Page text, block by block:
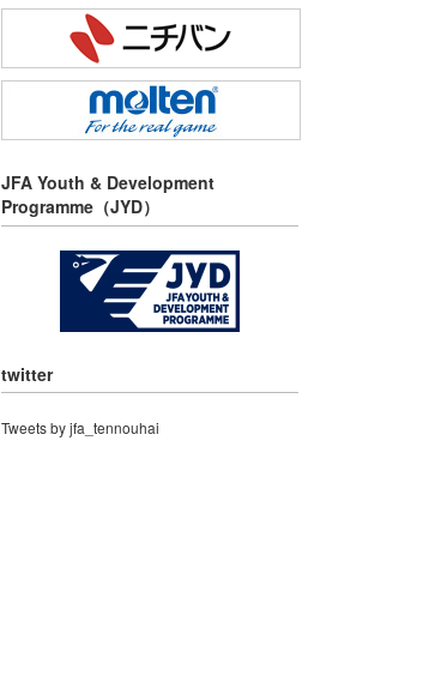
JFA Youth & Development
Programme（JYD）
twitter
Tweets by jfa_tennouhai